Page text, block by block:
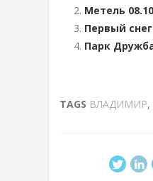
Метель
Первый снег
Парк
TAGS ВЛАДИМИР,